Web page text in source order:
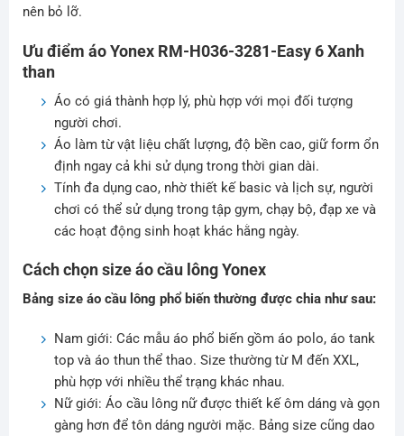
nên bỏ lỡ.
Ưu điểm áo Yonex RM-H036-3281-Easy 6 Xanh
than
Áo có giá thành hợp lý, phù hợp với mọi đối tượng
người chơi.
Áo làm từ vật liệu chất lượng, độ bền cao, giữ form ổn
định ngay cả khi sử dụng trong thời gian dài.
Tính đa dụng cao, nhờ thiết kế basic và lịch sự, người
chơi có thể sử dụng trong tập gym, chạy bộ, đạp xe và
các hoạt động sinh hoạt khác hằng ngày.
Cách chọn size áo cầu lông Yonex
Bảng size áo cầu lông phổ biến thường được chia như sau:
Nam giới: Các mẫu áo phổ biến gồm áo polo, áo tank
top và áo thun thể thao. Size thường từ M đến XXL,
phù hợp với nhiều thể trạng khác nhau.
Nữ giới: Áo cầu lông nữ được thiết kế ôm dáng và gọn
gàng hơn để tôn dáng người mặc. Bảng size cũng dao